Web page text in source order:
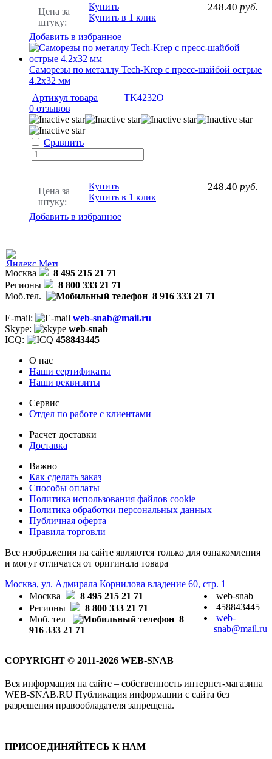
Цена за
штуку:
248.40 руб.
Купить
Купить в 1 клик
Добавить в избранное
Саморезы по металлу Tech-Krep с пресс-шайбой острые
4.2х32 мм
Артикул товара
TK4232O
0 отзывов
Сравнить
Цена за
штуку:
248.40 руб.
Купить
Купить в 1 клик
Добавить в избранное
Москва
8 495 215 21 71
Регионы
8 800 333 21 71
Моб.тел.
8 916 333 21 71
E-mail:
web-snab@mail.ru
Skype:
web-snab
ICQ:
458843445
О нас
Наши сертификаты
Наши реквизиты
Сервис
Отдел по работе с клиентами
Расчет доставки
Доставка
Важно
Как сделать заказ
Способы оплаты
Политика использования файлов cookie
Политика обработки персональных данных
Публичная оферта
Правила торговли
Все изображения на сайте являются только для ознакомления
и могут отличатся от оригинала товара
Москва, ул. Адмирала Корнилова владение 60, стр. 1
Москва
8 495 215 21 71
Регионы
8 800 333 21 71
Моб. тел
8
916 333 21 71
web-snab
458843445
web-
snab@mail.ru
COPYRIGHT © 2011-2026 WEB-SNAB
Вся информация на сайте – собственность интернет-магазина
WEB-SNAB.RU Публикация информации с сайта без
разрешения правообладателя запрещена.
ПРИСОЕДИНЯЙТЕСЬ К НАМ